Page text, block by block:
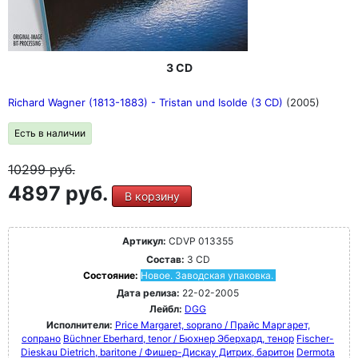
Дворжака, Грига и Чайковского, а также Верди и
Вагнера CD 70 - 78 объединяет композиторов рубежа
веков - Малера, Дебюсси, Рихарда Штрауса и Пуччини
CD 79 - 100 включает шедевры XX века - от
Стравинского до Мессии. На дисках 79 - 100
Рахманинова, Сибелиуса, Айвза, Яначека, Равеля и
многих других.
3 CD
Richard Wagner (1813-1883) - Tristan und Isolde (3 CD) (2005)
Есть в наличии
10299руб.
4897 руб. В корзину
Артикул: CDVP 013355
Состав: 3 CD
Состояние: Новое. Заводская упаковка.
Дата релиза: 22-02-2005
Лейбл: DGG
Исполнители: Price Margaret, soprano / Прайс Маргарет,
сопрано Büchner Eberhard, tenor / Бюхнер Эберхард, тенор Fischer-
Dieskau Dietrich, baritone / Фишер-Дискау Дитрих, баритон Dermota